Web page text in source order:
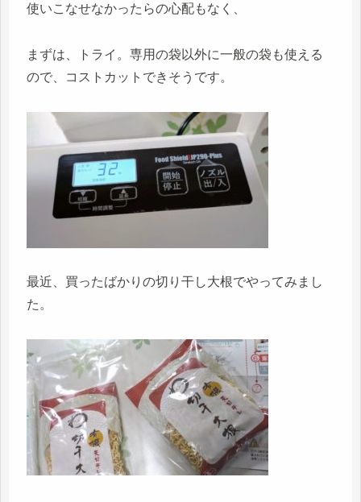
使いこなせなかったらの心配もなく、
まずは、トライ。専用の袋以外に一般の袋も使える
ので、コストカットできそうです。
最近、買ったばかりの切り干し大根でやってみまし
た。